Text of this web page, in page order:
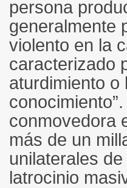
persona
generalmente
violento en la
caracterizado
aturdimiento o
conmovedora
más de un
unilaterales
latrocinio